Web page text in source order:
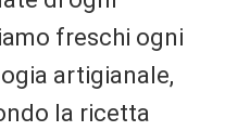
freschi ogni
artigianale,
la ricetta